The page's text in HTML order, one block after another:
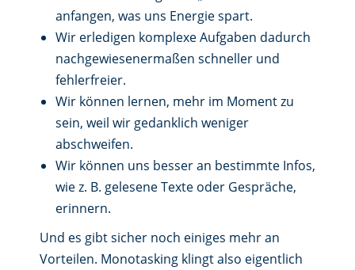
anfangen, was uns Energie spart.
Wir erledigen komplexe Aufgaben dadurch
nachgewiesenermaßen schneller und
fehlerfreier.
Wir können lernen, mehr im Moment zu
sein, weil wir gedanklich weniger
abschweifen.
Wir können uns besser an bestimmte Infos,
wie z. B. gelesene Texte oder Gespräche,
erinnern.
Und es gibt sicher noch einiges mehr an
Vorteilen. Monotasking klingt also eigentlich